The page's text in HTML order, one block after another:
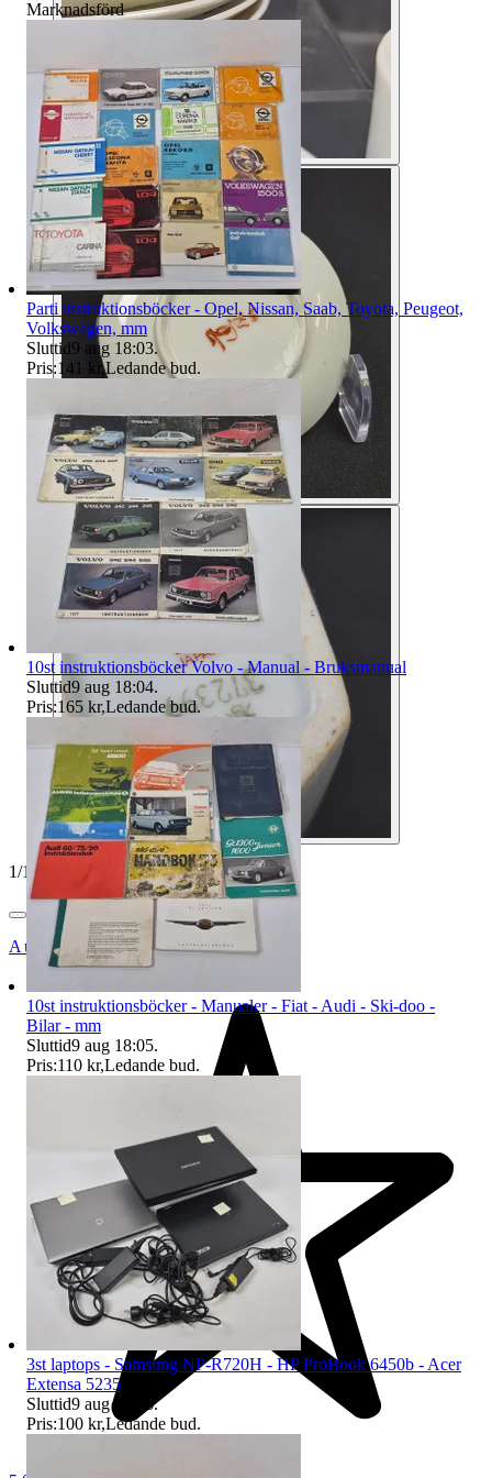
1/10
Auktionsbyra
Marknadsförd
Parti instruktionsböcker - Opel, Nissan, Saab, Toyota, Peugeot,
Volkswagen, mm
Sluttid9 aug 18:03.
Pris:141 kr ,Ledande bud.
10st instruktionsböcker Volvo - Manual - Bruksmanual
Sluttid9 aug 18:04.
Pris:165 kr,Ledande bud.
10st instruktionsböcker - Manualer - Fiat - Audi - Ski-doo -
Bilar - mm
Sluttid9 aug 18:05.
Pris:110 kr,Ledande bud.
3st laptops - Samsung NP-R720H - HP ProBook 6450b - Acer
Extensa 5235
Sluttid9 aug 18:06.
Pris:100 kr,Ledande bud.